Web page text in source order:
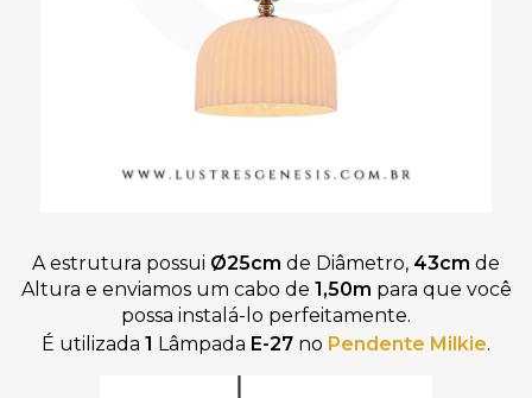
A estrutura possui Ø25cm de Diâmetro, 43cm de
Altura e enviamos um cabo de 1,50m para que você
possa instalá-lo perfeitamente.
É utilizada 1 Lâmpada E-27 no Pendente Milkie.